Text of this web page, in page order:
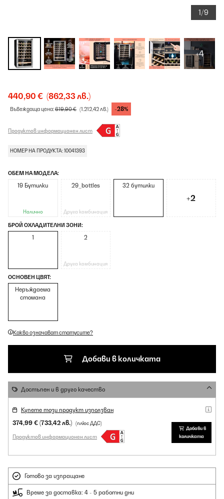
1/9
+4
440,90 € (862,33 лв.)
Въвеждаща цена:619,90 € (1.212,42 лв.) -28%
Продуктов информационен лист
НОМЕР НА ПРОДУКТА: 10041393
ОБЕМ НА МОДЕЛА:
19 Бутилки
Налично
29_bottles
Друга комбинация
32 бутилки
+2
БРОЙ ОХЛАДИТЕЛНИ ЗОНИ:
1 2
Друга комбинация
ОСНОВЕН ЦВЯТ:
Неръждаема
стомана
Какво означават статусите?
Добави в количката
Достъпен и в друго качество
Купете този продукт използван
374,99 € (733,42 лв.) (плюс ДДС)
Продуктов информационен лист
Добави в
количката
Готово за изпращане
Време за доставка: 4 - 5 работни дни